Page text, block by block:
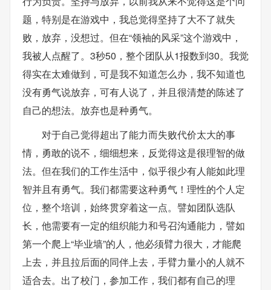
题，特别是在游戏中，我总觉得坚持了大不了就失
败，放弃，没想过。但在“领袖的风采”这个游戏中，
我被人点醒了。3秒50，整个团队从1报数到30。我觉
得实在太难做到，可是我不知道怎么办，我不知道也
没有勇气说放弃，可有人说了，并且很清楚的陈述了
自己的想法。放弃也是种勇气。
对于自己觉得超出了能力而失败代价太大的事
情，勇敢的说不，细细想来，反觉得这是很理智的做
法。但在我们的工作生活中，似乎很少有人能如此理
智并且有勇气。我们都需要这种勇气！理性的个人定
位，整个培训，始终贯穿着这一点。譬如团队选队
长，他需要有一定的组织能力和号召沟通能力，譬如
第一个爬上“毕业墙”的人，他必须臂力很大，才能爬
上去，并且拉后面的同伴上去，手臂力量小的人就不
适合去。出了校门，参加工作，我们都有自己的理